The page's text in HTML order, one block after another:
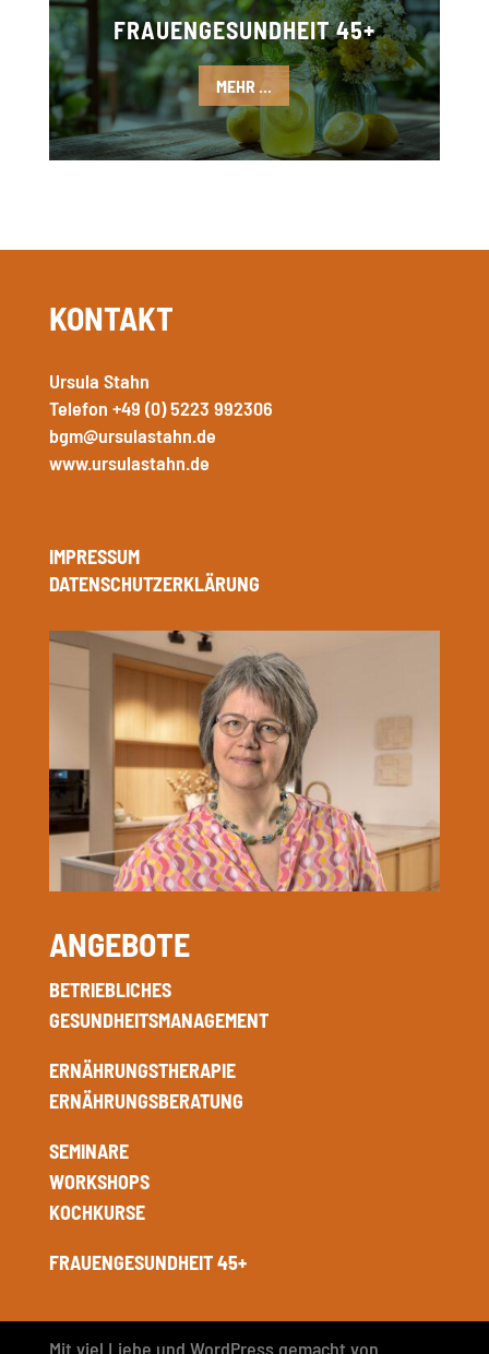
FRAUENGESUNDHEIT 45+
MEHR ...
KONTAKT
Ursula Stahn
Telefon +49 (0) 5223 992306
bgm@ursulastahn.de
www.ursulastahn.de
IMPRESSUM
DATENSCHUTZERKLÄRUNG
ANGEBOTE
BETRIEBLICHES
GESUNDHEITSMANAGEMENT
ERNÄHRUNGSTHERAPIE
ERNÄHRUNGSBERATUNG
SEMINARE
WORKSHOPS
KOCHKURSE
FRAUENGESUNDHEIT 45+
Mit viel Liebe und WordPress gemacht von